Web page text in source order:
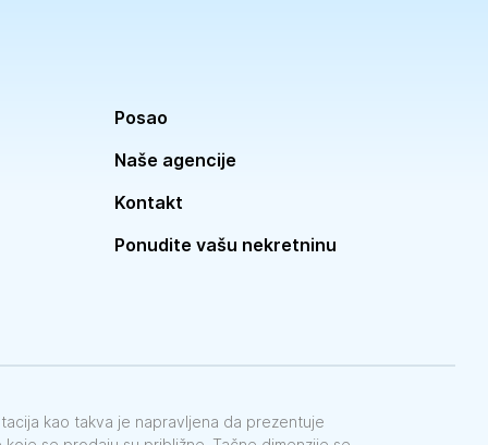
Posao
Naše agencije
Kontakt
Ponudite vašu nekretninu
kao takva je napravljena da prezentuje